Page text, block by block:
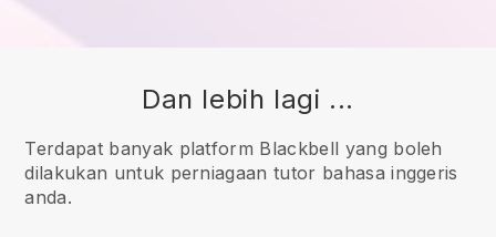
Dan lebih lagi ...
Terdapat banyak platform Blackbell yang boleh
dilakukan untuk perniagaan tutor bahasa inggeris
anda.